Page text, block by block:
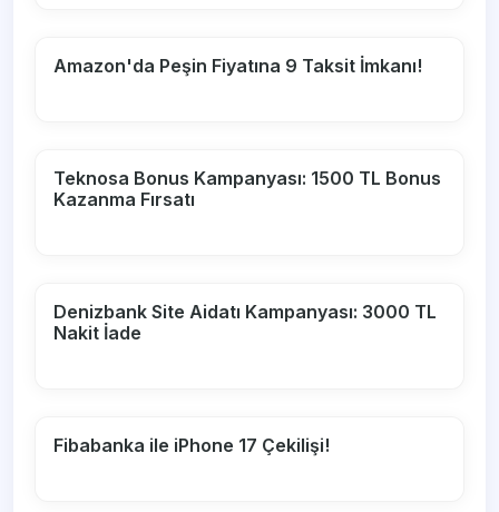
Amazon'da Peşin Fiyatına 9 Taksit İmkanı!
Teknosa Bonus Kampanyası: 1500 TL Bonus
Kazanma Fırsatı
Denizbank Site Aidatı Kampanyası: 3000 TL
Nakit İade
Fibabanka ile iPhone 17 Çekilişi!